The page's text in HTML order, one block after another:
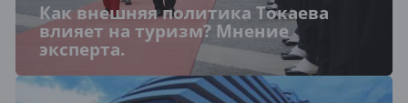
Как внешняя политика Токаева
влияет на туризм? Мнение
эксперта.